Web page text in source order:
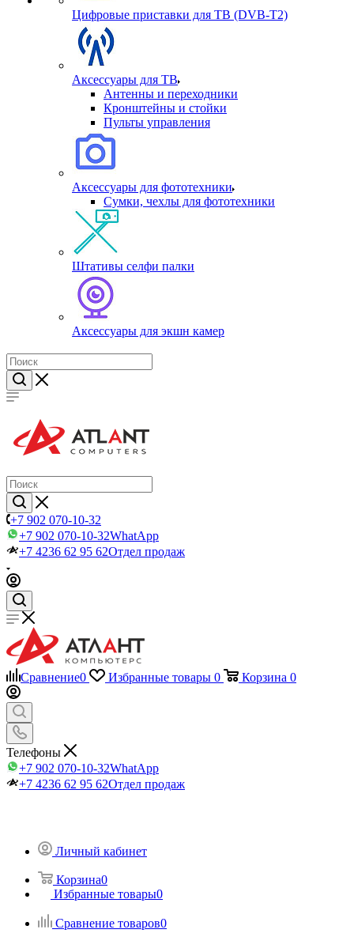
Цифровые приставки для ТВ (DVB-T2)
Аксессуары для ТВ
Антенны и переходники
Кронштейны и стойки
Пульты управления
Аксессуары для фототехники
Сумки, чехлы для фототехники
Штативы селфи палки
Аксессуары для экшн камер
+7 902 070-10-32
+7 902 070-10-32WhatApp
+7 4236 62 95 62Отдел продаж
Сравнение0 Избранные товары 0 Корзина 0
Телефоны
+7 902 070-10-32WhatApp
+7 4236 62 95 62Отдел продаж
Личный кабинет
Корзина0
Избранные товары0
Сравнение товаров0